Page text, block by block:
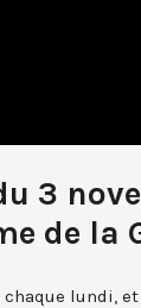
3
de la
lundi,